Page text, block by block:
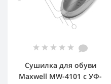
Сушилка для обуви
Maxwell MW-4101 с УФ-